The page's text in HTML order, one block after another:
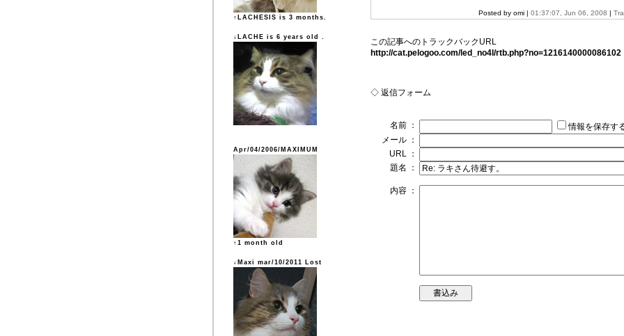
↑LACHESIS is 3 months.
↓LACHE is 6 years old .
Apr/04/2006/MAXIMUM
↑1 month old
↓Maxi mar/10/2011 Lost
Posted by omi | 01:37:07, Jun 06, 2008 |
この記事へのトラックバックURL
http://cat.pelogoo.com/led_no4l/rtb.php?no=1216140000086102
◇ 返信フォーム
名前 ：
情報を保存す
メール ：
URL ：
題名 ：
内容 ：